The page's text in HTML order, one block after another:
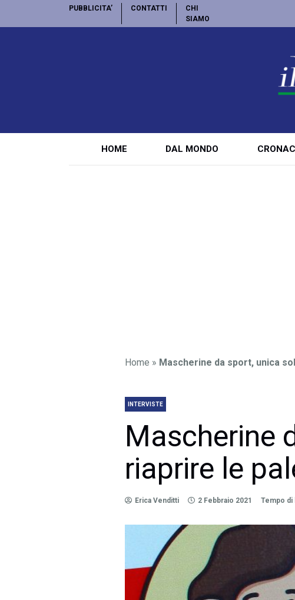
CHI
SIAMO
CONTATTI
PUBBLICITA’
HOME DAL MONDO
Home » Mascherine da sport, unica
INTERVISTE
Mascherine
riaprire le
Erica Venditti 2 Febbraio 2021 Tempo di